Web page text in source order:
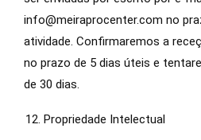
info@meiraprocenter.com no
atividade. Confirmaremos a
no prazo de 5 dias úteis e
de 30 dias.
Propriedade Intelectual